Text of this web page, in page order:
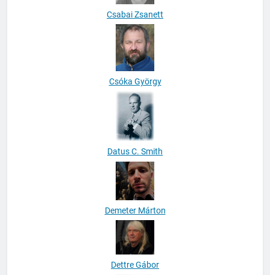
Csabai Zsanett
Csóka György
Datus C. Smith
Demeter Márton
Dettre Gábor